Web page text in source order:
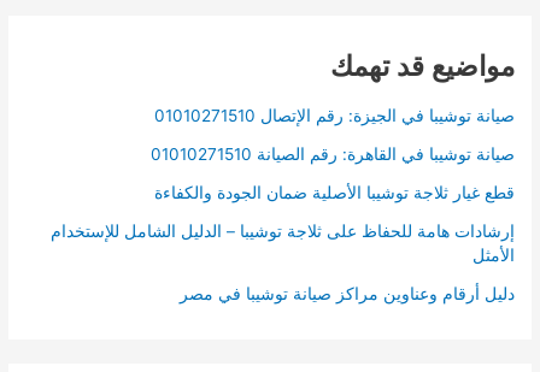
مواضيع قد تهمك
صيانة توشيبا في الجيزة: رقم الإتصال 01010271510
صيانة توشيبا في القاهرة: رقم الصيانة 01010271510
قطع غيار ثلاجة توشيبا الأصلية ضمان الجودة والكفاءة
إرشادات هامة للحفاظ على ثلاجة توشيبا – الدليل الشامل للإستخدام
الأمثل
دليل أرقام وعناوين مراكز صيانة توشيبا في مصر